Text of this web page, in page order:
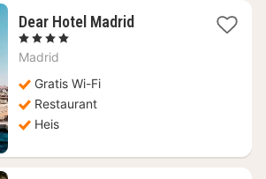
Dear Hotel Madrid1
, 4 Stjerner
Madrid
Gratis Wi-Fi
Restaurant
Heis